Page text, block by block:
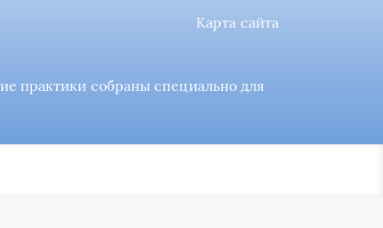
Карта сайта
практики собраны специально для